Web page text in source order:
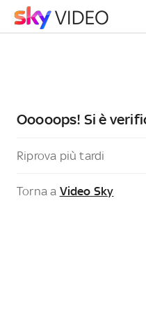
Ooooops! Si è
Riprova più tardi
Torna a Video Sky